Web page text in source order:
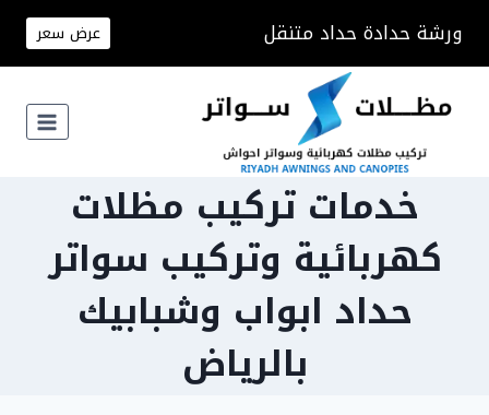
المحتوى
ورشة حدادة حداد متنقل عرض سعر
خدمات تركيب مظلات
كهربائية وتركيب سواتر
حداد ابواب وشبابيك
بالرياض